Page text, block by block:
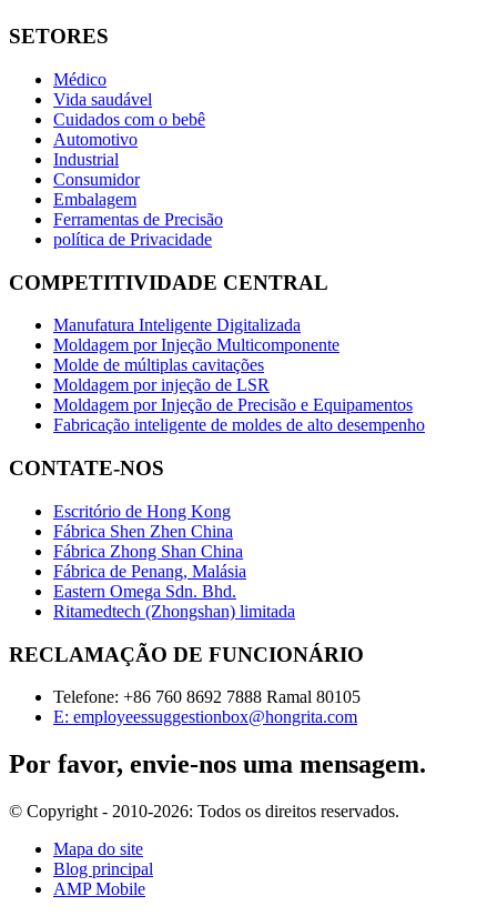
SETORES
Médico
Vida saudável
Cuidados com o bebê
Automotivo
Industrial
Consumidor
Embalagem
Ferramentas de Precisão
política de Privacidade
COMPETITIVIDADE CENTRAL
Manufatura Inteligente Digitalizada
Moldagem por Injeção Multicomponente
Molde de múltiplas cavitações
Moldagem por injeção de LSR
Moldagem por Injeção de Precisão e Equipamentos
Fabricação inteligente de moldes de alto desempenho
CONTATE-NOS
Escritório de Hong Kong
Fábrica Shen Zhen China
Fábrica Zhong Shan China
Fábrica de Penang, Malásia
Eastern Omega Sdn. Bhd.
Ritamedtech (Zhongshan) limitada
RECLAMAÇÃO DE FUNCIONÁRIO
Telefone: +86 760 8692 7888 Ramal 80105
E: employeessuggestionbox@hongrita.com
Por favor, envie-nos uma mensagem.
© Copyright - 2010-2026: Todos os direitos reservados.
Mapa do site
Blog principal
AMP Mobile